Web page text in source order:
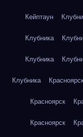
Кейптаун
Клубника
Клубника
Клубника
Красноярск
Красноярск